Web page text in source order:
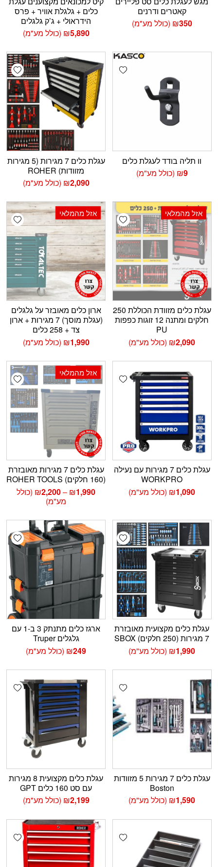
קאטרים ודרנים
₪350 (כולל מע"מ)
כלים + גלגלת אוויר + פרס
הידראולי + ג’ק גלגלים
₪5,890 (כולל מע"מ)
Add wishlist
וו תליה בודד לעגלת כלים
₪9 (כולל מע"מ)
עגלת כלים 7 מגירות (5 מגירות
מזוודות) ROHER
₪2,090 (כולל מע"מ)
Add wishlist אזל מהמלאי
עגלת כלים מזוודת הכוללת 250
חלקים ומתנה 12 זוגות כפפות
PU
₪2,090 (כולל מע"מ)
אזל מהמלאי
ארון כלים מאובזר על גלגלים
(עגלת מוסך) 7 מגירות + ארון
צד + 258 כלים
₪1,990 (כולל מע"מ)
Add wishlist
עגלת כלים 7 מגירות עם נעילה
WORKPRO
₪1,090 (כולל מע"מ)
אזל מהמלאי
עגלת כלים 7 מגירות מאובזרת
(160 חלקים) ROHER TOOLS
₪1,990
–
₪2,200 טווח
עד
⁦₪2,200⁩
(כולל
מע"מ)
Add wishlist
עגלת כלים מקצועית מאובזרת
7 מגירות (250 חלקים) SBOX
₪1,990 (כולל מע"מ)
ארגז כלים מתנתק 3 ב-1 עם
גלגלים Truper
₪249 (כולל מע"מ)
Add wishlist
עגלת כלים 7 מגירות 5 מזוודות
Boston
₪1,590 (כולל מע"מ)
עגלת כלים מקצועית 8 מגירות
עם סט 160 כלים GPT
₪2,199 (כולל מע"מ)
Add wishlist